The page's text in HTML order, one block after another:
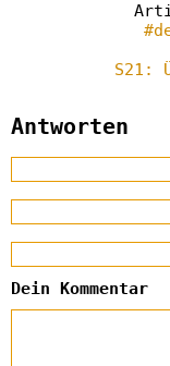
S21:
Antworten
Dein Kommentar